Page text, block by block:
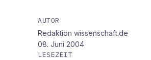
AUTOR
Redaktion wissenschaft.de
08. Juni 2004
LESEZEIT